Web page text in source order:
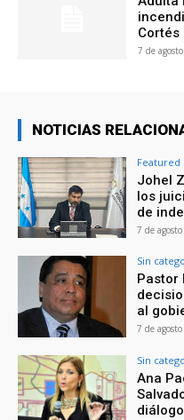
Cortés
7 de
NOTICIAS
Featured
Johel
los
de
7 de
Sin
Pastor
al
7 de
Sin
Ana